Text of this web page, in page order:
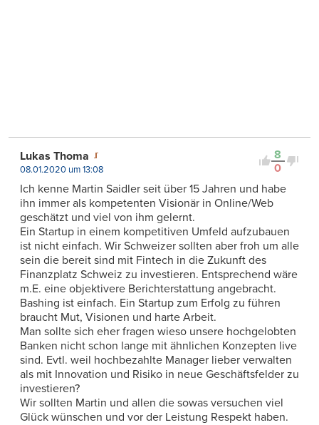
8
0
Lukas Thoma
08.01.2020 um 13:08
Ich kenne Martin Saidler seit über 15 Jahren und habe
ihn immer als kompetenten Visionär in Online/Web
geschätzt und viel von ihm gelernt.
Ein Startup in einem kompetitiven Umfeld aufzubauen
ist nicht einfach. Wir Schweizer sollten aber froh um alle
sein die bereit sind mit Fintech in die Zukunft des
Finanzplatz Schweiz zu investieren. Entsprechend wäre
m.E. eine objektivere Berichterstattung angebracht.
Bashing ist einfach. Ein Startup zum Erfolg zu führen
braucht Mut, Visionen und harte Arbeit.
Man sollte sich eher fragen wieso unsere hochgelobten
Banken nicht schon lange mit ähnlichen Konzepten live
sind. Evtl. weil hochbezahlte Manager lieber verwalten
als mit Innovation und Risiko in neue Geschäftsfelder zu
investieren?
Wir sollten Martin und allen die sowas versuchen viel
Glück wünschen und vor der Leistung Respekt haben.